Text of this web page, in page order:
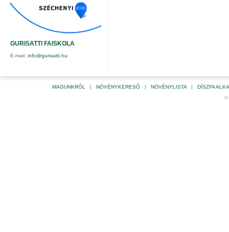
GURISATTI FAISKOLA
E-mail: info@gurisatti.hu
MAGUNKRÓL | NÖVÉNYKERESŐ | NÖVÉNYLISTA |
DÍSZFA
©